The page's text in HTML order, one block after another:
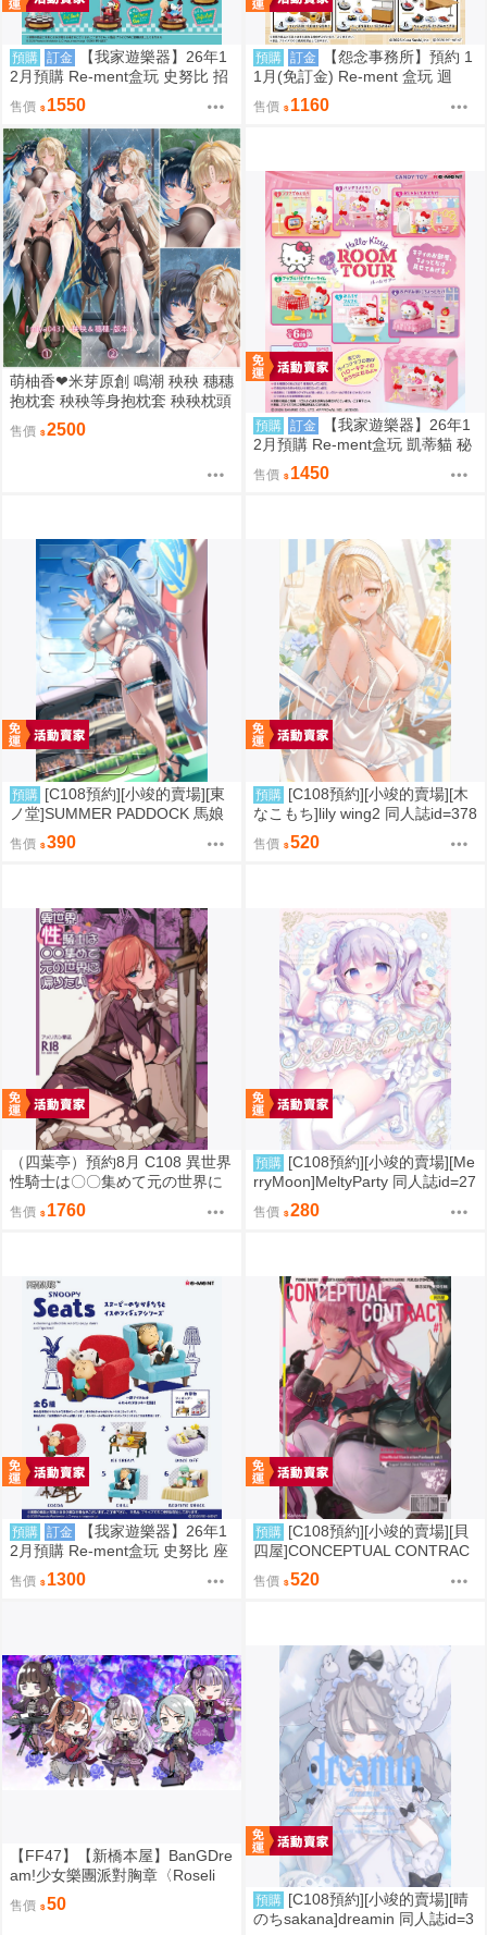
預購 訂金
【我家遊樂器】26年1
2月預購 Re-ment盒玩 史努比 招
牌景觀
售價 1550
預購 訂金
【怨念事務所】預約 1
1月(免訂金) Re-ment 盒玩 迴
轉、幸福的一盤 藏壽司 中盒6入
0823
售價 1160
萌柚香❤米芽原創 鳴潮 秧秧 穗穗
抱枕套 秧秧等身抱枕套 秧秧枕頭
套 穗穗枕套 動漫等身抱枕套
售價 2500 預購 訂金
【我家遊樂器】26年1
2月預購 Re-ment盒玩 凱蒂貓 秘
密房間之旅
售價 1450
預購 [C108預約][小竣的賣場][東
ノ堂]SUMMER PADDOCK 馬娘
同人誌id=3787232
售價 390
預購 [C108預約][小竣的賣場][木
なこもち]lily wing2 同人誌id=378
售價 520
（四葉亭）預約8月 C108 異世界
性騎士は〇〇集めて元の世界に
帰りたい 特典：B2掛軸 菊池政
治
售價 1760
預購 [C108預約][小竣的賣場][Me
rryMoon]MeltyParty 同人誌id=27
33703
售價 280
預購 訂金
【我家遊樂器】26年1
2月預購 Re-ment盒玩 史努比 座
售價 1300
預購 [C108預約][小竣的賣場][貝
四屋]CONCEPTUAL CONTRAC
T 明日方舟：終末地 同人誌id=37
87389
售價 520
【FF47】【新橋本屋】BanGDre
am!少女樂團派對胸章〈Roseli
a〉-〈湊友希那/冰川紗夜/今井麗
莎/宇田川亞子/白金燐子〉
售價 50 預購 [C108預約][小竣的賣場][晴
のちsakana]dreamin 同人誌id=3